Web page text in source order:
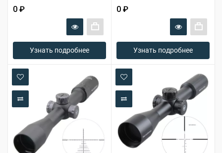
0 ₽
Узнать подробнее
0 ₽
Узнать подробнее
В сравнение В сравнение